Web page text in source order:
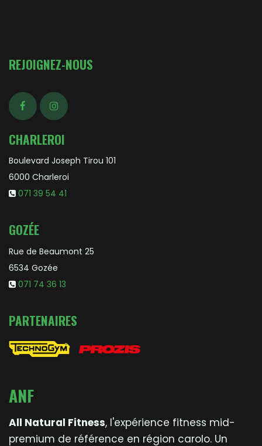
REJOIGNEZ-NOUS
CHARLEROI
Boulevard Joseph Tirou 101
6000 Charleroi
071 39 54 41
GOZÉE
Rue de Beaumont 25
6534 Gozée
071 74 36 13
PARTENAIRES
ANF
All Natural Fitness, l'expérience fitness mid-
premium de référence en région carolo. Un